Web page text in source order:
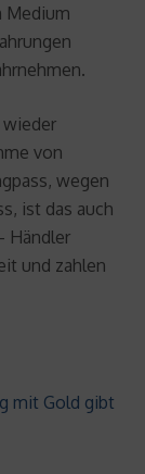
Medium
wieder
von
wegen
ist das auch
Händler
und zahlen
mit Gold gibt